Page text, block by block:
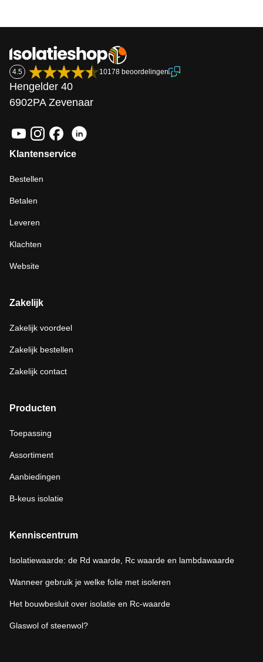
4.5 10178 beoordelingen
Hengelder 40
6902PA Zevenaar
Klantenservice
Bestellen
Betalen
Leveren
Klachten
Website
Zakelijk
Zakelijk voordeel
Zakelijk bestellen
Zakelijk contact
Producten
Toepassing
Assortiment
Aanbiedingen
B-keus isolatie
Kenniscentrum
Isolatiewaarde: de Rd waarde, Rc waarde en lambdawaarde
Wanneer gebruik je welke folie met isoleren
Het bouwbesluit over isolatie en Rc-waarde
Glaswol of steenwol?